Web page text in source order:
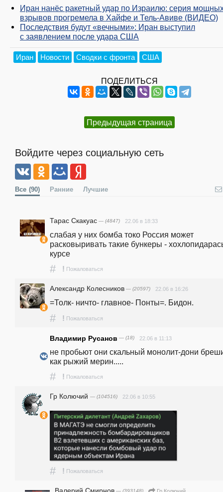
Иран нанёс ракетный удар по Израилю: серия
взрывов прогремела в Хайфе и Тель-Авиве (ВИДЕО)
Последствия будут «вечными»: Иран выступил
с заявлением после удара США
Иран Новости Сводки с фронта США
ПОДЕЛИТЬСЯ
Предыдущая страница
Войдите через социальную сеть
Все (90) Ранние Лучшие
Тарас Скакуас — (4847) 22.06 в 18:33
слабая у них бомба токо Россия может
расковыривать такие бункеры -
курсе
# ! Пожаловаться
Александр Колесников — (20597) 22.06 в 16:26
=Толк- ничто- главное- Понты=. Бидон.
# ! Пожаловаться
Владимир Русанов — (18) 22.06 в 11:13
не пробьют они скальный монолит-дони
как рыжий мерин.....
# ! Пожаловаться
Гр Колючий — (104516) 22.06 в 10:55
# ! Пожаловаться